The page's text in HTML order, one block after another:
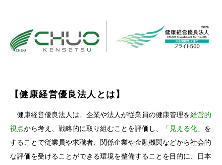
【健康経営優良法人とは】
健康経営優良法人は、企業や法人が従業員の健康管理を経営的
視点から考え、戦略的に取り組むことを評価し、 「見える化」 を
することで従業員や求職者、関係企業や金融機関などから社会的
な評価を受けることができる環境を整備することを目的に、日本